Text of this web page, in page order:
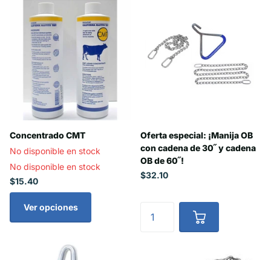
Concentrado CMT
No disponible en stock
No disponible en stock
$15.40
Ver opciones
Oferta especial: ¡Manija OB
con cadena de 30˝ y cadena
OB de 60˝!
$32.10